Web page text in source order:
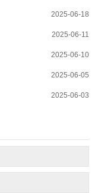
2026-08-04
2026-07-28
2026-07-20
2026-07-17
2026-07-10
2026-01-20
2025-06-18
2025-06-11
2025-06-10
2025-06-05
2025-06-03
2025-07-11